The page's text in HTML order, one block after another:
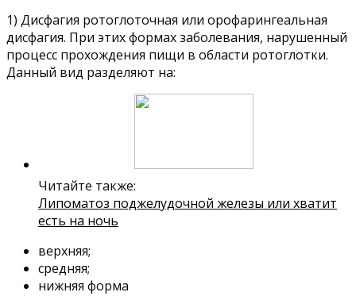
1) Дисфагия ротоглоточная или орофарингеальная
дисфагия. При этих формах заболевания, нарушенный
процесс прохождения пищи в области ротоглотки.
Данный вид разделяют на:
Читайте также:
Липоматоз поджелудочной железы или хватит
есть на ночь
верхняя;
средняя;
нижняя форма